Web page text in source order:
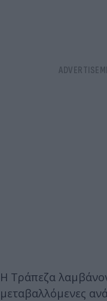
Η Τράπεζα
μεταβαλλόμενες